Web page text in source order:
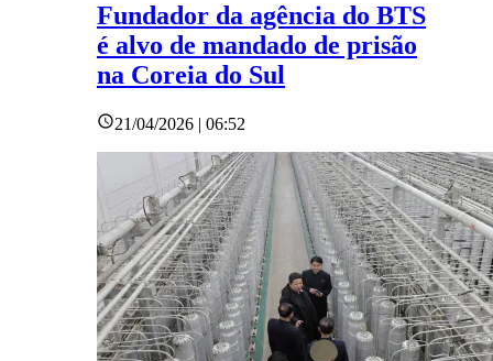
Fundador da agência do BTS
é alvo de mandado de prisão
na Coreia do Sul
21/04/2026 | 06:52